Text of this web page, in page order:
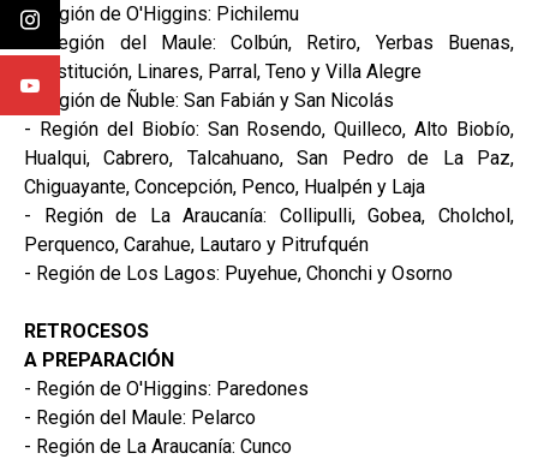
- Región de O'Higgins: Pichilemu
- Región del Maule: Colbún, Retiro, Yerbas Buenas,
Constitución, Linares, Parral, Teno y Villa Alegre
- Región de Ñuble: San Fabián y San Nicolás
- Región del Biobío: San Rosendo, Quilleco, Alto Biobío,
Hualqui, Cabrero, Talcahuano, San Pedro de La Paz,
Chiguayante, Concepción, Penco, Hualpén y Laja
- Región de La Araucanía: Collipulli, Gobea, Cholchol,
Perquenco, Carahue, Lautaro y Pitrufquén
- Región de Los Lagos: Puyehue, Chonchi y Osorno
RETROCESOS
A PREPARACIÓN
- Región de O'Higgins: Paredones
- Región del Maule: Pelarco
- Región de La Araucanía: Cunco